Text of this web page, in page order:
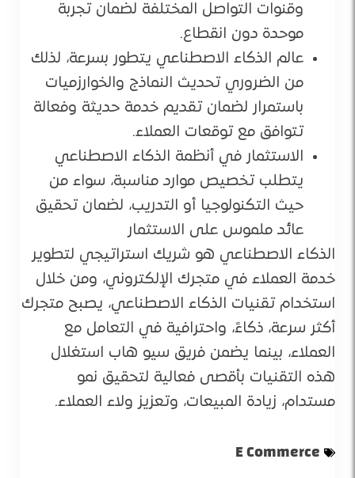
وقنوات التواصل المختلفة لضمان تجربة
موحدة دون انقطاع.
عالم الذكاء الاصطناعي يتطور بسرعة، لذلك
من الضروري تحديث النماذج والخوارزميات
باستمرار لضمان تقديم خدمة حديثة وفعالة
تتوافق مع توقعات العملاء.
الاستثمار في أنظمة الذكاء الاصطناعي
يتطلب تخصيص موارد مناسبة، سواء من
حيث التكنولوجيا أو التدريب، لضمان تحقيق
عائد ملموس على الاستثمار
الذكاء الاصطناعي هو شريك استراتيجي لتطوير
خدمة العملاء في متجرك الإلكتروني، ومن خلال
استخدام تقنيات الذكاء الاصطناعي، يصبح متجرك
أكثر سرعة، ذكاءً، واحترافية في التعامل مع
العملاء، بينما يضمن فريق سيو هاب استغلال
هذه التقنيات بأقصى فعالية لتحقيق نمو
مستدام، زيادة المبيعات، وتعزيز ولاء العملاء.
E Commerce